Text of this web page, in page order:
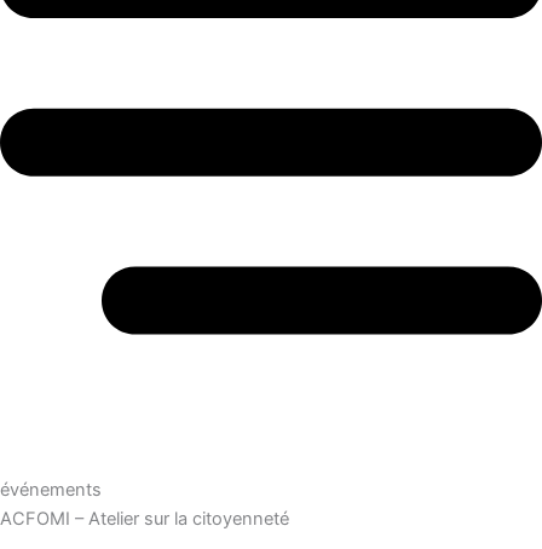
événements
ACFOMI – Atelier sur la citoyenneté